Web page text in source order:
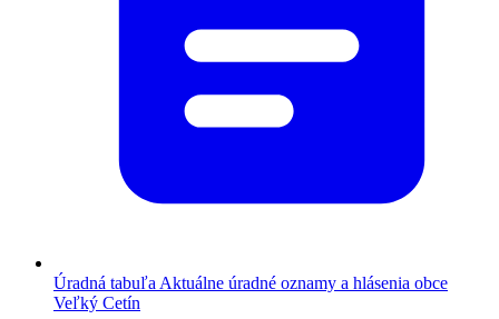
Úradná tabuľa Aktuálne úradné oznamy a hlásenia obce
Veľký Cetín